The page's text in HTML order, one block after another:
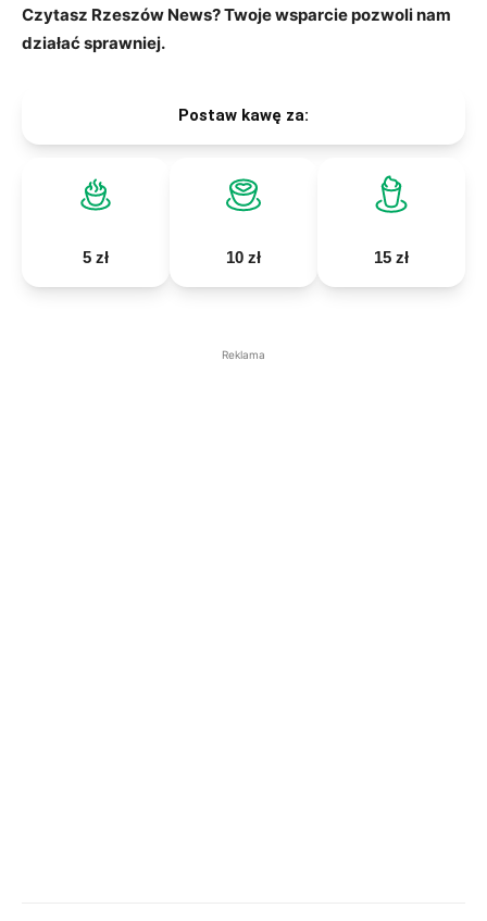
Czytasz Rzeszów News? Twoje wsparcie pozwoli nam
działać sprawniej.
Postaw kawę za:
5 zł 10 zł 15 zł
Reklama